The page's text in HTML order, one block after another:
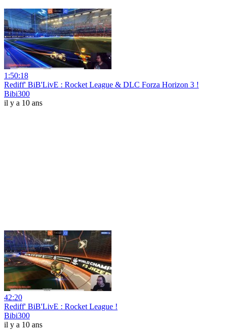
1:50:18
Rediff' BiB'LivE : Rocket League & DLC Forza Horizon 3 !
Bibi300
il y a 10 ans
42:20
Rediff' BiB'LivE : Rocket League !
Bibi300
il y a 10 ans